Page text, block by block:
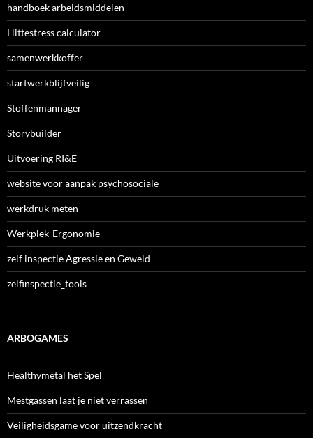
handboek arbeidsmiddelen
Hittestress calculator
samenwerkkoffer
startwerkblijfveilig
Stoffenmannager
Storybuilder
Uitvoering RI&E
website voor aanpak psychosociale
werkdruk meten
Werkplek-Ergonomie
zelf inspectie Agressie en Geweld
zelfinspectie_tools
ARBOGAMES
Healthymetal het Spel
Mestgassen laat je niet verrassen
Veiligheidsgame voor uitzendkracht